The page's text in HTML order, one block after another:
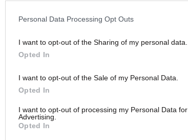
Personal Data Processing Opt Outs
I want to opt-out of the Sharing of my personal data.
Opted In
I want to opt-out of the Sale of my Personal Data.
Opted In
I want to opt-out of processing my Personal Data
Advertising.
Opted In